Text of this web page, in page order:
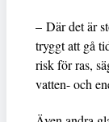
– Där det är
tryggt att gå
risk för ras,
vatten- och